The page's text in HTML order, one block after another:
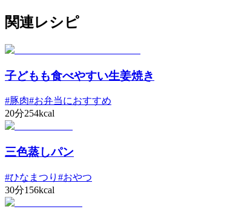
関連レシピ
子どもも食べやすい生姜焼き
#豚肉#お弁当におすすめ
20分254kcal
三色蒸しパン
#ひなまつり #おやつ
30分156kcal